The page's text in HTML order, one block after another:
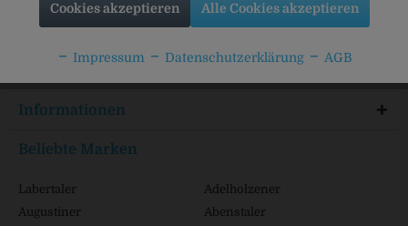
Service Hotline
Informationen
Beliebte Marken
Labertaler
Adelholzener
Augustiner
Abenstaler
Cookies akzeptieren Alle Cookies akzeptieren
Impressum Datenschutzerklärung AGB